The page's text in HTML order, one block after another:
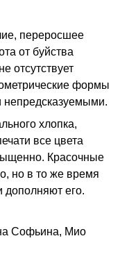
переросшее
от буйства
отсутствует
формы
хлопка,
все цвета
Красочные
но в то же время
дополняют его.
Софьина, Мио